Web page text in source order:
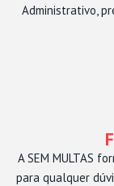
Administrativo,
A SEM MULTAS
para qualquer